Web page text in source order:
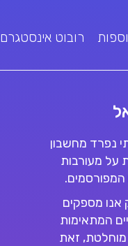
רובוט אינסטגרם
נפרד מחשבון
על מעורבות
המפורסמים.
אנו מספקים
המתאימות
מוחלטת, זאת